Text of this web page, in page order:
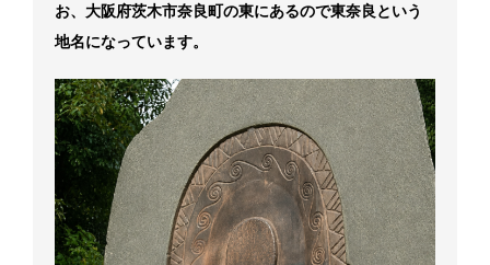
お、大阪府茨木市奈良町の東にあるので東奈良という
地名になっています。